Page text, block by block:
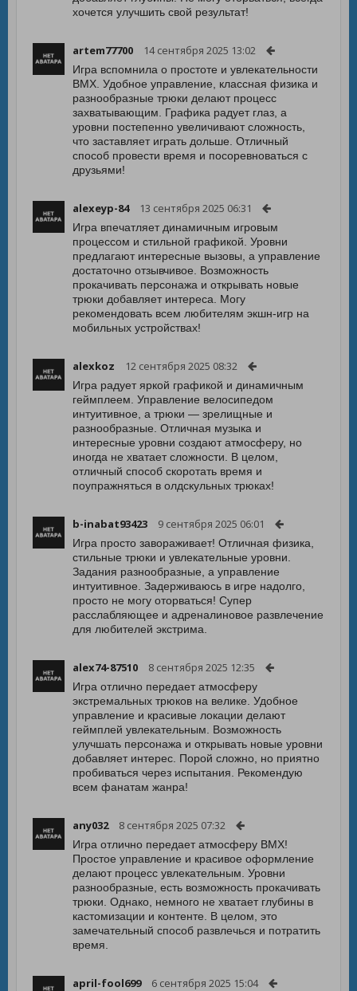
хочется улучшить свой результат!
artem77700 14 сентября 2025 13:02
Игра вспомнила о простоте и увлекательности
BMX. Удобное управление, классная физика и
разнообразные трюки делают процесс
захватывающим. Графика радует глаз, а
уровни постепенно увеличивают сложность,
что заставляет играть дольше. Отличный
способ провести время и посоревноваться с
друзьями!
alexeyp-84 13 сентября 2025 06:31
Игра впечатляет динамичным игровым
процессом и стильной графикой. Уровни
предлагают интересные вызовы, а управление
достаточно отзывчивое. Возможность
прокачивать персонажа и открывать новые
трюки добавляет интереса. Могу
рекомендовать всем любителям экшн-игр на
мобильных устройствах!
alexkoz 12 сентября 2025 08:32
Игра радует яркой графикой и динамичным
геймплеем. Управление велосипедом
интуитивное, а трюки — зрелищные и
разнообразные. Отличная музыка и
интересные уровни создают атмосферу, но
иногда не хватает сложности. В целом,
отличный способ скоротать время и
поупражняться в олдскульных трюках!
b-inabat93423 9 сентября 2025 06:01
Игра просто завораживает! Отличная физика,
стильные трюки и увлекательные уровни.
Задания разнообразные, а управление
интуитивное. Задерживаюсь в игре надолго,
просто не могу оторваться! Супер
расслабляющее и адреналиновое развлечение
для любителей экстрима.
alex74-87510 8 сентября 2025 12:35
Игра отлично передает атмосферу
экстремальных трюков на велике. Удобное
управление и красивые локации делают
геймплей увлекательным. Возможность
улучшать персонажа и открывать новые уровни
добавляет интерес. Порой сложно, но приятно
пробиваться через испытания. Рекомендую
всем фанатам жанра!
any032 8 сентября 2025 07:32
Игра отлично передает атмосферу BMX!
Простое управление и красивое оформление
делают процесс увлекательным. Уровни
разнообразные, есть возможность прокачивать
трюки. Однако, немного не хватает глубины в
кастомизации и контенте. В целом, это
замечательный способ развлечься и потратить
время.
april-fool699 6 сентября 2025 15:04